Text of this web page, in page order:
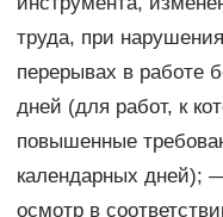
труда, при
перерывах в работе
дней (для работ, к
повышенные
календарных дней);
осмотр в